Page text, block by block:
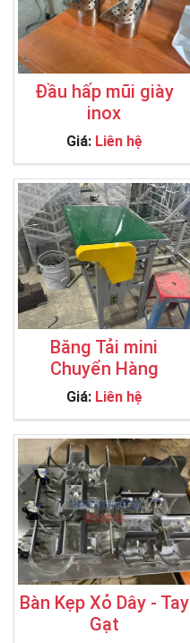
Đầu hấp mũi giày
inox
Giá: Liên hệ
Băng Tải mini
Chuyển Hàng
Giá: Liên hệ
Bàn Kẹp Xỏ Dây - Tay
Gạt